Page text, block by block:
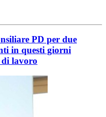
PD per due
in questi giorni
lavoro